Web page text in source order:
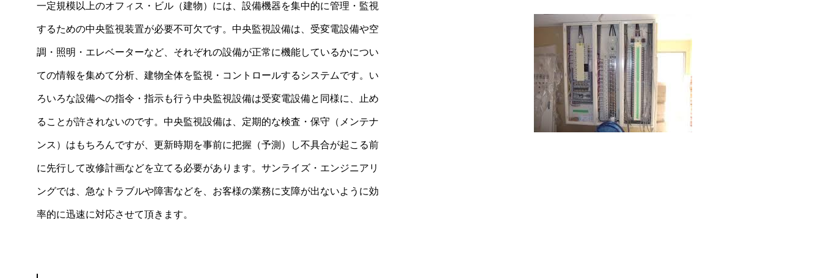
一定規模以上のオフィス・ビル（建物）には、設備機器を集中的に管理・監視
するための中央監視装置が必要不可欠です。中央監視設備は、受変電設備や空
調・照明・エレベーターなど、それぞれの設備が正常に機能しているかについ
ての情報を集めて分析、建物全体を監視・コントロールするシステムです。い
ろいろな設備への指令・指示も行う中央監視設備は受変電設備と同様に、止め
ることが許されないのです。中央監視設備は、定期的な検査・保守（メンテナ
ンス）はもちろんですが、更新時期を事前に把握（予測）し不具合が起こる前
に先行して改修計画などを立てる必要があります。サンライズ・エンジニアリ
ングでは、急なトラブルや障害などを、お客様の業務に支障が出ないように効
率的に迅速に対応させて頂きます。